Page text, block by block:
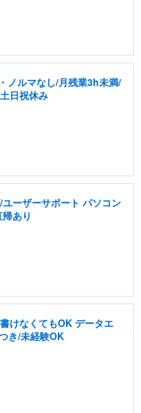
ノルマなし/月残業3h未満/
日祝休み
ーザーサポート パソコン
あり
けなくてもOK データエ
き/未経験OK